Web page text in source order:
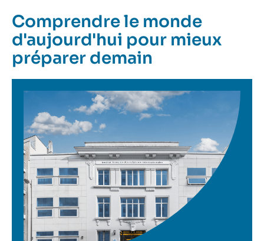
Comprendre le monde
d'aujourd'hui pour mieux
préparer demain
Image